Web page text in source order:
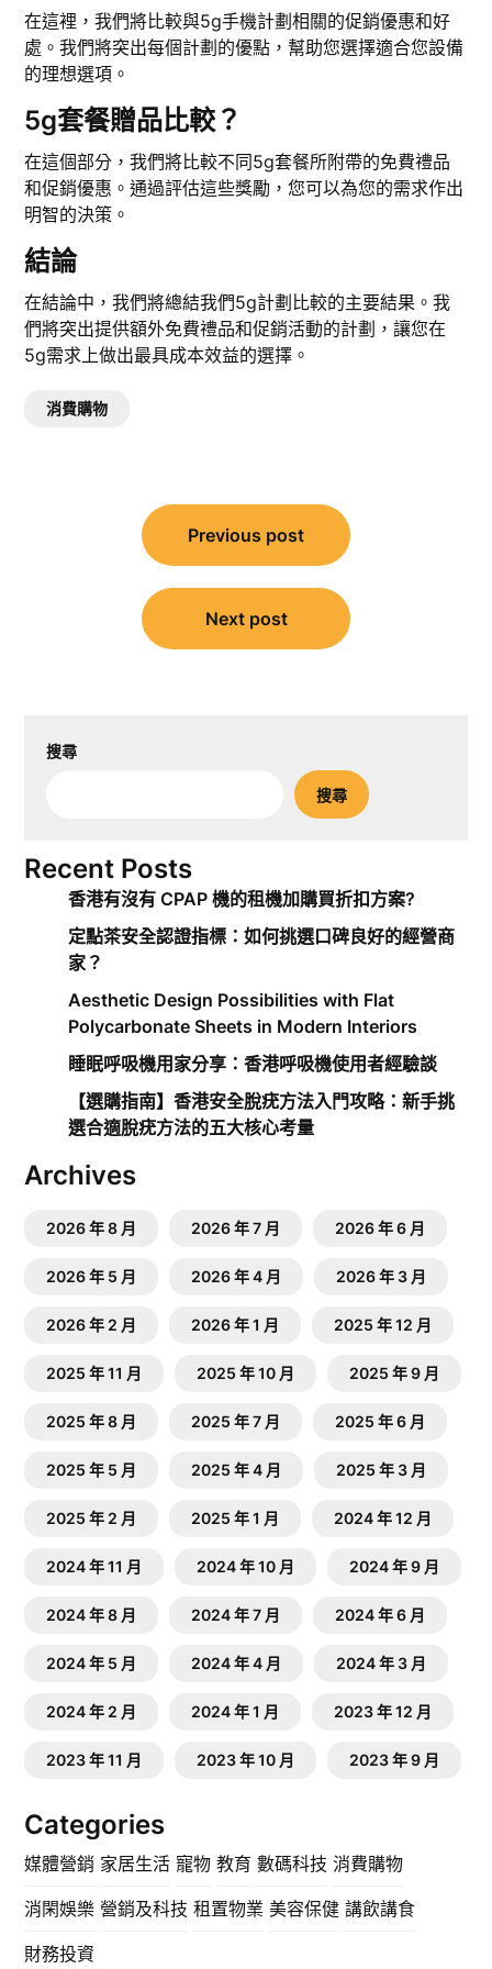
在這裡，我們將比較與5g手機計劃相關的促銷優惠和好
處。我們將突出每個計劃的優點，幫助您選擇適合您設備
的理想選項。
5g套餐贈品比較？
在這個部分，我們將比較不同5g套餐所附帶的免費禮品
和促銷優惠。通過評估這些獎勵，您可以為您的需求作出
明智的決策。
結論
在結論中，我們將總結我們5g計劃比較的主要結果。我
們將突出提供額外免費禮品和促銷活動的計劃，讓您在
5g需求上做出最具成本效益的選擇。
消費購物
Previous post
Next post
搜尋
搜尋
Recent Posts
香港有沒有 CPAP 機的租機加購買折扣方案?
定點茶安全認證指標：如何挑選口碑良好的經營商
家？
Aesthetic Design Possibilities with Flat
Polycarbonate Sheets in Modern Interiors
睡眠呼吸機用家分享：香港呼吸機使用者經驗談
【選購指南】香港安全脫疣方法入門攻略：新手挑
選合適脫疣方法的五大核心考量
Archives
2026 年 8 月 2026 年 7 月 2026 年 6 月
2026 年 5 月 2026 年 4 月 2026 年 3 月
2026 年 2 月 2026 年 1 月 2025 年 12 月
2025 年 11 月 2025 年 10 月 2025 年 9 月
2025 年 8 月 2025 年 7 月 2025 年 6 月
2025 年 5 月 2025 年 4 月 2025 年 3 月
2025 年 2 月 2025 年 1 月 2024 年 12 月
2024 年 11 月 2024 年 10 月 2024 年 9 月
2024 年 8 月 2024 年 7 月 2024 年 6 月
2024 年 5 月 2024 年 4 月 2024 年 3 月
2024 年 2 月 2024 年 1 月 2023 年 12 月
2023 年 11 月 2023 年 10 月 2023 年 9 月
Categories
媒體營銷 家居生活 寵物 教育 數碼科技 消費購物
消閑娛樂 營銷及科技 租置物業 美容保健 講飲講食
財務投資